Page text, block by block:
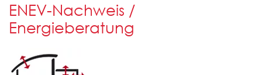
ENEV-Nachweis /
Energieberatung